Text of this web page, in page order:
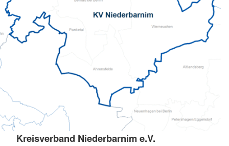
Kreisverband Niederbarnim e.V.